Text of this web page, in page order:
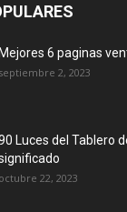
6 paginas
septiembre 2, 2023
Luces del Tablero
octubre 22, 2023